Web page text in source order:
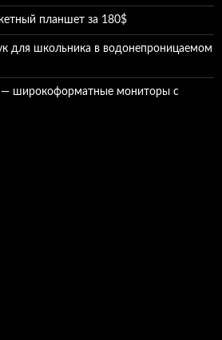
планшет за 180$
для школьника в водонепроницаемом
— широкоформатные мониторы с